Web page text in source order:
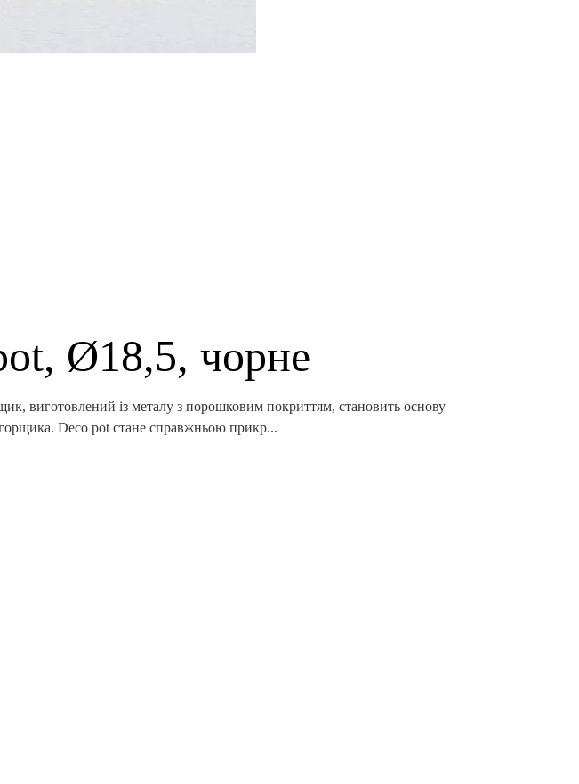
Ø18,5, чорне
виготовлений із металу з порошковим покриттям, становить основу
Deco pot стане справжньою прикр...